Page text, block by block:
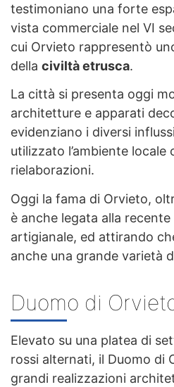
testimoniano una forte
vista commerciale nel VI
cui Orvieto rappresentò
della civiltà etrusca.
La città si presenta oggi
architetture e apparati
evidenziano i diversi
utilizzato l’ambiente locale
rielaborazioni.
Oggi la fama di Orvieto,
è anche legata alla
artigianale, ed attirando
anche una grande varietà
Duomo di
Elevato su una platea di
rossi alternati, il Duomo di
grandi realizzazioni